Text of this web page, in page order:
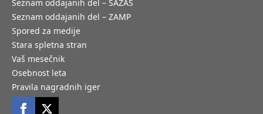
Seznam oddajanih del – SAZAS
Seznam oddajanih del – ZAMP
Spored za medije
Stara spletna stran
Vaš mesečnik
Osebnost leta
Pravila nagradnih iger